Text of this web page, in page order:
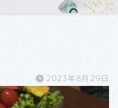
2023年8月29日